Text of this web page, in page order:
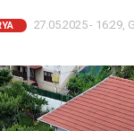
27.05.2025 - 16:29,